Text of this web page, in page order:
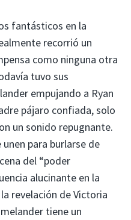
fantásticos en la
recorrió un
como ninguna otra
tuvo sus
empujando a Ryan
pájaro confiada, solo
un sonido repugnante.
para burlarse de
del “poder
alucinante en la
revelación de Victoria
tiene un